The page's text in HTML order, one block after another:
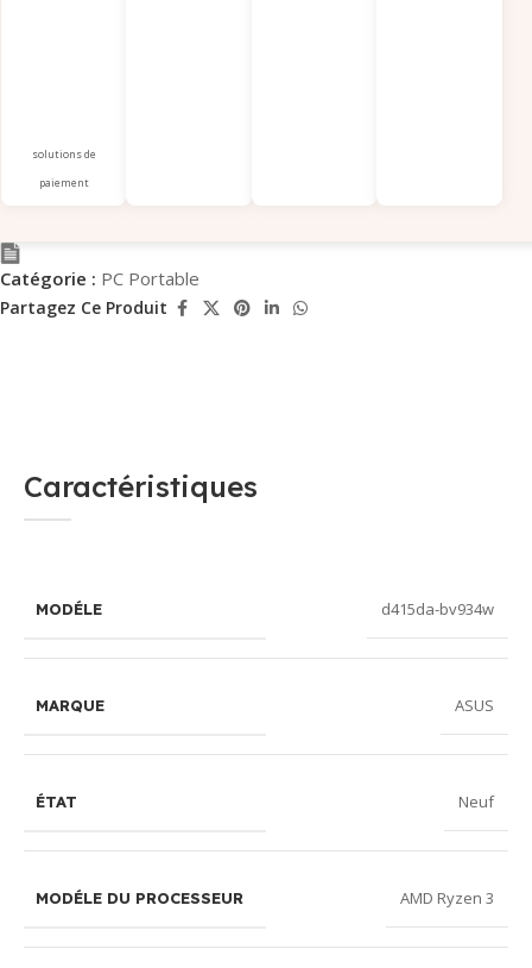
solutions de
paiement
Catégorie : PC Portable
Partagez Ce Produit
Caractéristiques
MODÉLE d415da-bv934w
MARQUE ASUS
ÉTAT Neuf
MODÉLE DU PROCESSEUR AMD Ryzen 3